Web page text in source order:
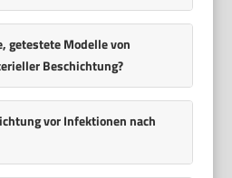
getestete Modelle von
Beschichtung?
vor Infektionen nach